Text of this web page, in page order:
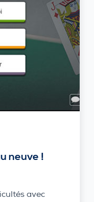
neuve !
avec